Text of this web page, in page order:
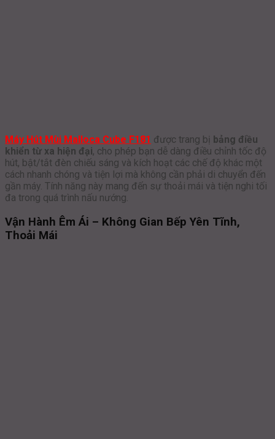
Máy Hút Mùi Malloca Cube F181 được trang bị bảng điều
khiển từ xa hiện đại, cho phép bạn dễ dàng điều chỉnh tốc độ
hút, bật/tắt đèn chiếu sáng và kích hoạt các chế độ khác một
cách nhanh chóng và tiện lợi mà không cần phải di chuyển đến
gần máy. Tính năng này mang đến sự thoải mái và tiện nghi tối
đa trong quá trình nấu nướng.
Vận Hành Êm Ái – Không Gian Bếp Yên Tĩnh,
Thoải Mái